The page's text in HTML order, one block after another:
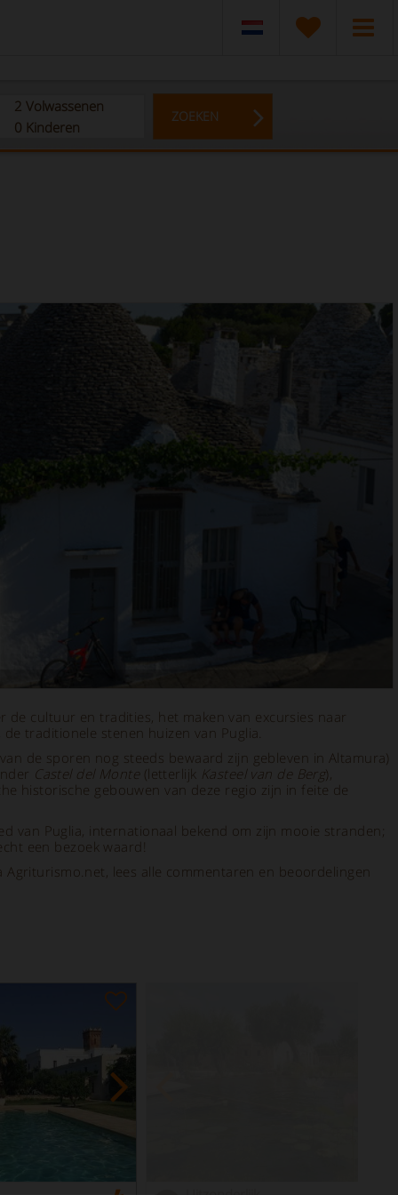
2 Volwassenen
0 Kinderen
ZOEKEN
cultuur en tradities, het maken van excursies naar
de traditionele stenen huizen van Puglia.
de sporen nog steeds bewaard zijn gebleven in Altamura)
Castel del Monte (letterlijk Kasteel van de Berg),
historische gebouwen van deze regio zijn in feite de
van Puglia, internationaal bekend om zijn mooie stranden;
een bezoek waard!
lees alle commentaren en beoordelingen